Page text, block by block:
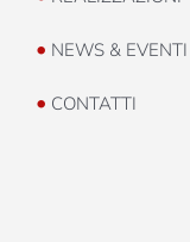
• NEWS & EVENTI
• CONTATTI